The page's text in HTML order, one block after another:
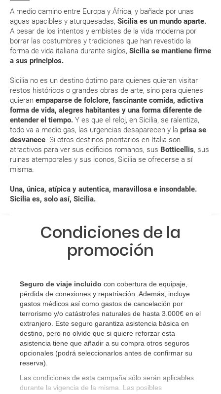
A medio camino entre Europa y África, y bañada por unas
aguas apacibles y aturquesadas, Sicilia es un mundo aparte.
A pesar de los intentos y embistes de la vida moderna por
borrar las costumbres y tradiciones que han revestido la
forma de vida italiana durante siglos, Sicilia se mantiene firme
a sus principios.
Sicilia no es un destino óptimo para quienes quieran visitar
restos históricos o grandes obras de arte, sino para quienes
quieran empaparse de folclore, fascinante comida, adictiva
forma de vida, alegres habitantes y una forma diferente de
entender el tiempo. Y es que el reloj, en Sicilia, se ralentiza,
todo va a medio gas, las urgencias desaparecen y la prisa se
desvanece . Si otros destinos prioritarios en Italia son
atractivos para ver sus edificios romanos, sus Botticellis, sus
ruinas atemporales y sus iconos, Sicilia se ofrecerse a sí
misma.
Una, única, atípica y autentica, maravillosa e insondable.
Sicilia es, solo así, Sicilia.
Fiestas nacionales
a que muchas de ellas exigen la presentación de la tarjeta de embarque
(que deberás realizar a través de su web) para que no te carguen un
suplemento extra en el mismo aeropuerto.
En caso de tener que enviarte la documentación de un paquete
vacacional (Caribe, circuitos, tours...) te enviaremos la documentación
de tu reserva alrededor de 10 días antes de salida, la cual deberás
Esta documentación te será requerida en el mostrador de la compañía
aérea a la hora de realizar el check-in el día de la salida.
MODIFICACIÓN ó CANCELACIÓN ¿Puedo anular o
modificar una reserva del viaje? ¿Qué gastos puede
generar una anulación o modificación del viaje?
¿Qué caducidad debe tener mi pasaporte para ir
RESERVAR ¿Cómo puedo reservar un viaje de
paquete vacacional en la página web?
Al realizar la reserva, uno de los servicios ha
quedado de pendiente de confirmación ¿Cómo
sabré si se confirma el viaje?
¿Cómo sé si hay plazas disponibles en el viaje que
quiero al hacer mi solicitud de reserva?
Si tengo los traslados incluidos, ¿dónde debo
dirigirme?
Condiciones de la
promoción
Seguro de viaje incluido con cobertura de equipaje,
pérdida de conexiones y repatriación. Además, incluye
gastos médicos así como gastos de cancelación por
terrorismo y/o catástrofes naturales de hasta 3.000€ en el
extranjero. Este seguro garantiza asistencia básica en
destino, pero no olvide que si quiere reforzar esta
asistencia tiene que añadir a su compra otros seguros
opcionales (podrá seleccionarlos antes de confirmar su
reserva)
Las condiciones de esta campaña sólo serán aplicables
durante la vigencia de la misma. Las posibles